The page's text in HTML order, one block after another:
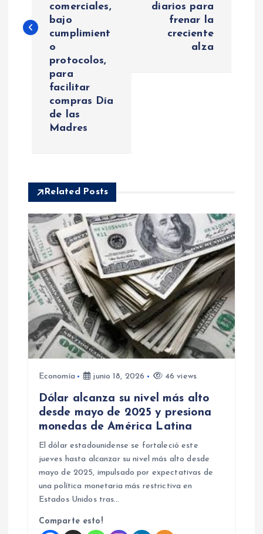
g
d
e
e
n
t
r
comerciales,
bajo
cumplimient
o
protocolos,
para
facilitar
compras Día
de las
Madres
diarios para
frenar la
creciente
alza
Related Posts
Economía junio 18, 2026 46 views
Dólar alcanza su nivel más alto
desde mayo de 2025 y presiona
monedas de América Latina
El dólar estadounidense se fortaleció este
jueves hasta alcanzar su nivel más alto desde
mayo de 2025, impulsado por expectativas de
una política monetaria más restrictiva en
Estados Unidos tras…
Comparte esto!